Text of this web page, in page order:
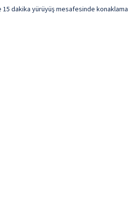
dakika yürüyüş mesafesinde